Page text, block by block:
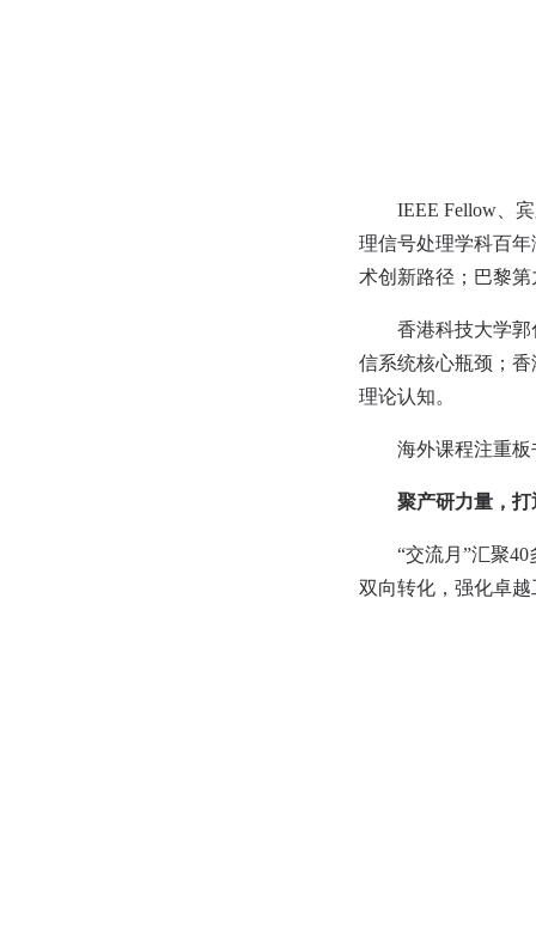
IEEE Fellow、
理信号处理学科百
术创新路径；巴黎
香港科技大学
信系统核心瓶颈；
理论认知。
海外课程注重
聚产研力量，打
“交流月”汇聚
双向转化，强化卓